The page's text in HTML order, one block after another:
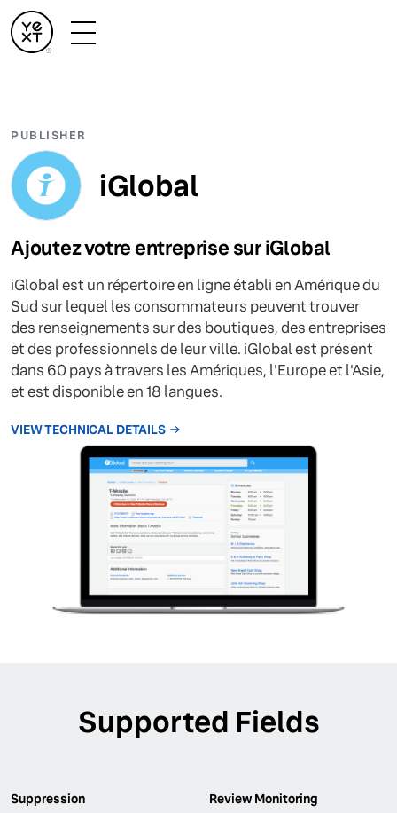
PUBLISHER
iGlobal
Ajoutez votre entreprise sur iGlobal
iGlobal est un répertoire en ligne établi en Amérique du
Sud sur lequel les consommateurs peuvent trouver
des renseignements sur des boutiques, des entreprises
et des professionnels de leur ville. iGlobal est présent
dans 60 pays à travers les Amériques, l'Europe et l'Asie,
et est disponible en 18 langues.
VIEW TECHNICAL DETAILS
Supported Fields
Suppression
Review Monitoring